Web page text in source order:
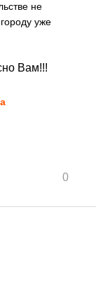
не
уже
Вам!!!
0